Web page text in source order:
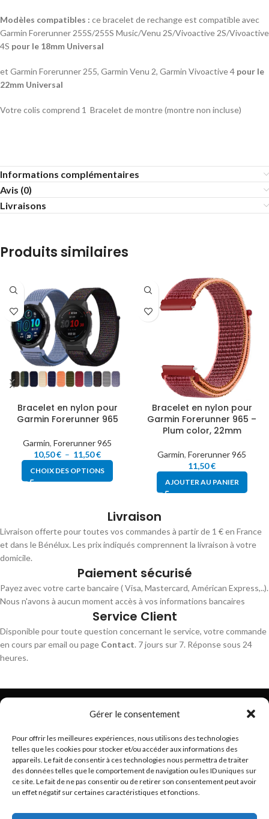
Gérer le consentement
Pour offrir les meilleures expériences, nous utilisons des technologies
telles que les cookies pour stocker et/ou accéder aux informations des
appareils. Le fait de consentir à ces technologies nous permettra de traiter
des données telles que le comportement de navigation ou les ID uniques sur
ce site. Le fait de ne pas consentir ou de retirer son consentement peut avoir
un effet négatif sur certaines caractéristiques et fonctions.
Modèles compatibles : ce bracelet de rechange est compatible avec
Garmin Forerunner 255S/255S Music/Venu 2S/Vivoactive 2S/Vivoactive
4S pour le 18mm Universal
et Garmin Forerunner 255, Garmin Venu 2, Garmin Vivoactive 4 pour le
22mm Universal
Votre colis comprend 1 Bracelet de montre (montre non incluse)
Informations complémentaires
Avis (0)
Livraisons
Produits similaires
Bracelet en nylon pour
Garmin Forerunner 965
Garmin, Forerunner 965
10,50€ – 11,50€
CHOIX DES OPTIONS
Bracelet en nylon pour
Garmin Forerunner 965 –
Plum color, 22mm
Garmin, Forerunner 965
11,50€
AJOUTER AU PANIER
Livraison
Livraison offerte pour toutes vos commandes à partir de 1 € en France
et dans le Bénélux. Les prix indiqués comprennent la livraison à votre
domicile.
Paiement sécurisé
Payez avec votre carte bancaire ( Visa, Mastercard, Américan Express,..).
Nous n'avons à aucun moment accès à vos informations bancaires
Service Client
Disponible pour toute question concernant le service, votre commande
en cours par email ou page Contact. 7 jours sur 7. Réponse sous 24
heures.
Trouvez les meilleurs bracelets de montres connectés
hello@braceletsmartwatch.com
BRACELETS DE MONTRES CONNECTÉES EN EUROPE